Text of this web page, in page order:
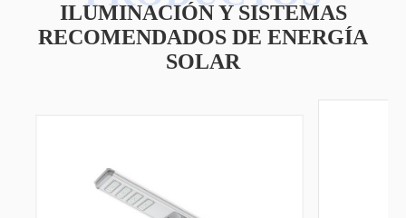
ILUMINACIÓN Y SISTEMAS
RECOMENDADOS DE ENERGÍA
SOLAR